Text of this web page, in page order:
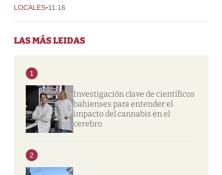
LOCALES-11:16
LAS MÁS LEIDAS
1
Investigación clave de científicos
bahienses para entender el
impacto del cannabis en el
cerebro
2